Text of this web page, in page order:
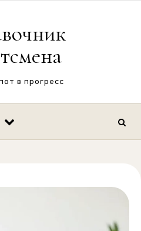
в прогресс